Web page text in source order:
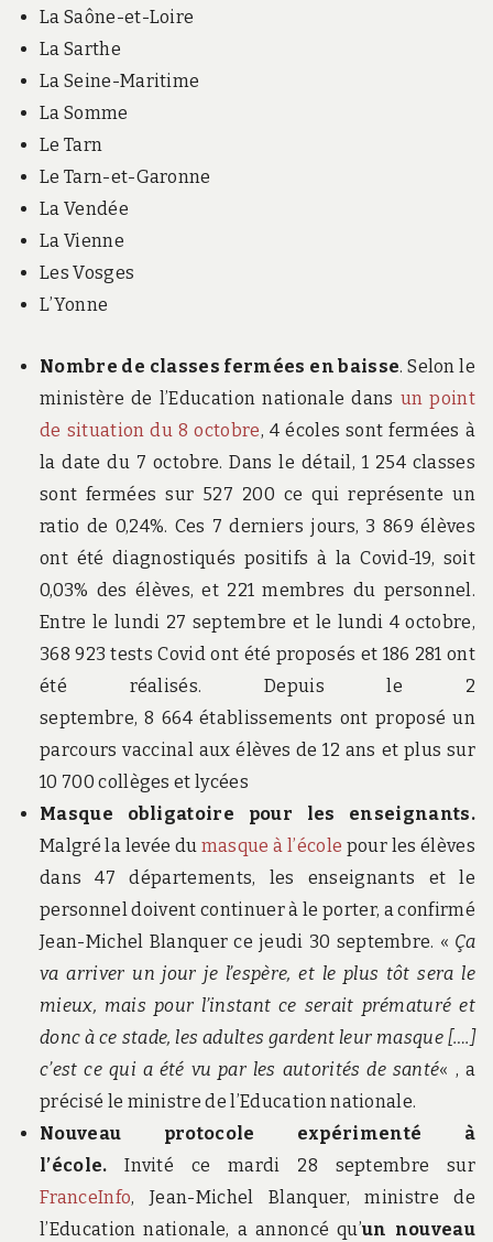
La Saône-et-Loire
La Sarthe
La Seine-Maritime
La Somme
Le Tarn
Le Tarn-et-Garonne
La Vendée
La Vienne
Les Vosges
L’Yonne
Nombre de classes fermées en baisse. Selon le
ministère de l’Education nationale dans un point
de situation du 8 octobre, 4 écoles sont fermées à
la date du 7 octobre. Dans le détail, 1 254 classes
sont fermées sur 527 200 ce qui représente un
ratio de 0,24%. Ces 7 derniers jours, 3 869 élèves
ont été diagnostiqués positifs à la Covid-19, soit
0,03% des élèves, et 221 membres du personnel.
Entre le lundi 27 septembre et le lundi 4 octobre,
368 923 tests Covid ont été proposés et 186 281 ont
été réalisés. Depuis le 2
septembre, 8 664 établissements ont proposé un
parcours vaccinal aux élèves de 12 ans et plus sur
10 700 collèges et lycées
Masque obligatoire pour les enseignants.
Malgré la levée du masque à l’école pour les élèves
dans 47 départements, les enseignants et le
personnel doivent continuer à le porter, a confirmé
Jean-Michel Blanquer ce jeudi 30 septembre. « Ça
va arriver un jour je l’espère, et le plus tôt sera le
mieux, mais pour l’instant ce serait prématuré et
donc à ce stade, les adultes gardent leur masque [….]
c’est ce qui a été vu par les autorités de santé« , a
précisé le ministre de l’Education nationale.
Nouveau protocole expérimenté à
l’école.Invité ce mardi 28 septembre sur
FranceInfo, Jean-Michel Blanquer, ministre de
l’Education nationale, a annoncé qu’un nouveau